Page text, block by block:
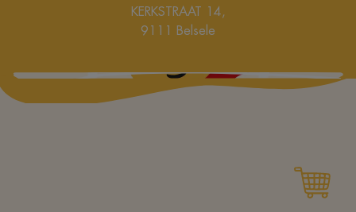
KERKSTRAAT 14,
9111 Belsele